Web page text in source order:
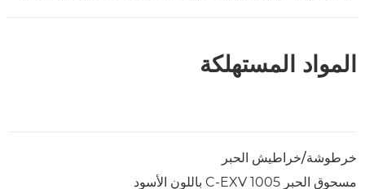
المواد المستهلكة
خرطوشة/خراطيش الحبر
مسحوق الحبر C-EXV 1005 باللون الأسود